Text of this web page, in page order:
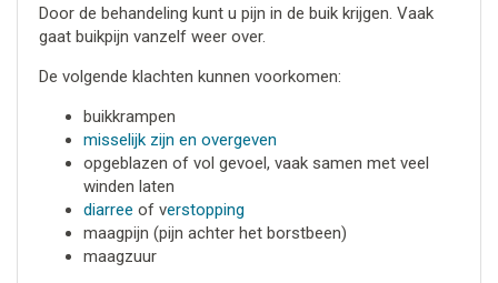
Door de behandeling kunt u pijn in de buik krijgen. Vaak
gaat buikpijn vanzelf weer over.
De volgende klachten kunnen voorkomen:
buikkrampen
misselijk zijn en overgeven
opgeblazen of vol gevoel, vaak samen met veel
winden laten
diarree of verstopping
maagpijn (pijn achter het borstbeen)
maagzuur